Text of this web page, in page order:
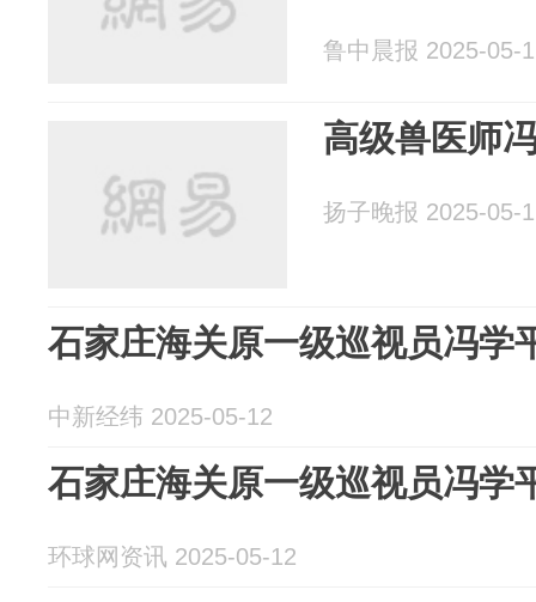
鲁中晨报 2025-05-
高级兽医师
扬子晚报 2025-05-
石家庄海关原一级巡视员冯学
中新经纬 2025-05-12
石家庄海关原一级巡视员冯学
环球网资讯 2025-05-12